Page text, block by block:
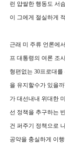
런 얍쌀한 행동도 서
이 그에게 절실하게
근래 미 주류 언론에
프 대통령의 여론 조
형편없는 30프로대
을 유지할수가 있을
가 대선내내 위대한
선 정책을 추구하는
건 퍼주기 정책으로
공약을 충실하게 이